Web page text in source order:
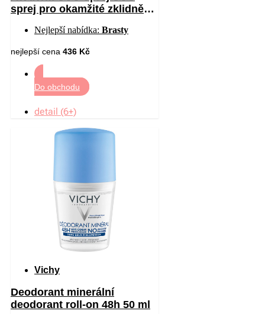
sprej pro okamžité zklidnění
Nejlepší nabídka: Brasty
nejlepší cena 436 Kč
Do obchodu
detail (6+)
Vichy
Deodorant minerální
deodorant roll-on 48h 50 ml